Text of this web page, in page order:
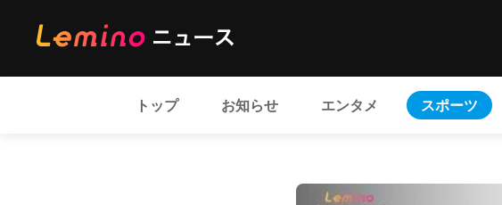
トップ お知らせ エンタメ スポーツ